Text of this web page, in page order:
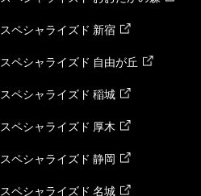
スペシャライズド 新宿
スペシャライズド 自由が丘
スペシャライズド 稲城
スペシャライズド 厚木
スペシャライズド 静岡
スペシャライズド 名城